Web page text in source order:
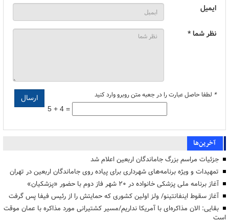
ایمیل
نظر شما *
* لطفا حاصل عبارت را در جعبه متن روبرو وارد کنید
5 + 4 =
آخرین‌ها
جزئیات مراسم بزرگ جاماندگان اربعین اعلام شد
تمهیدات و ویژه برنامه‌های شهرداری برای پیاده روی جاماندگان اربعین در تهران
آغاز برنامه ملی پزشکی خانواده در ۲۰ شهر فاز دوم با حضور «پزشکیان»
آغاز سقوط اینفانتینو/ ولز اولین کشوری که حمایتش را از رئیس فیفا پس گرفت
بقایی: الان مذاکره‌ای با آمریکا نداریم/مسیر کشتیرانی مورد مذاکره با عمان موقت
است